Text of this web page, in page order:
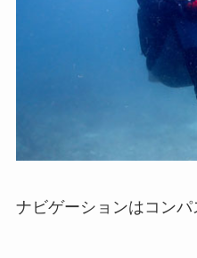
ナビゲーションはコン